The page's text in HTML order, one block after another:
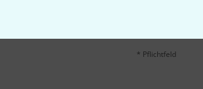
Mit Klick auf
* Pflichtfeld